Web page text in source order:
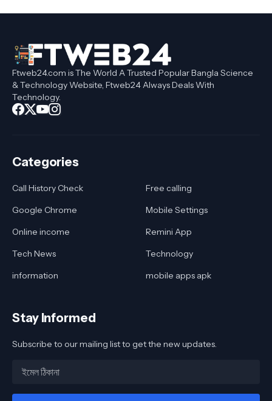
Ftweb24.com is The World A Trusted Popular Bangla Science
& Technology Website, Ftweb24 Always Deals With
Technology.
Categories
Call History Check
Free calling
Google Chrome
Mobile Settings
Online income
Remini App
Tech News
Technology
information
mobile apps apk
Stay Informed
Subscribe to our mailing list to get the new updates.